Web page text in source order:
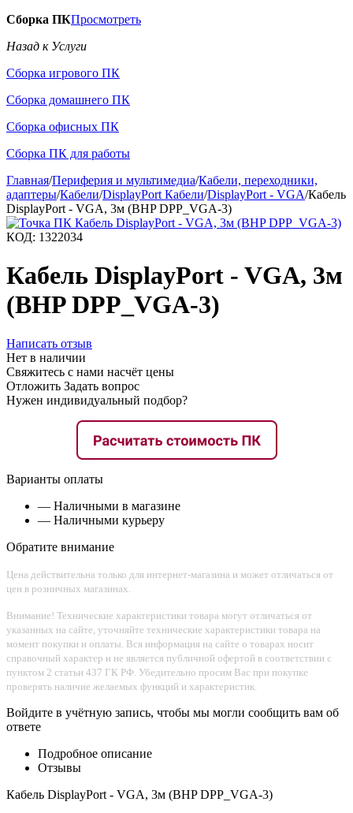
Сборка ПКПросмотреть
Назад к Услуги
Сборка игрового ПК
Сборка домашнего ПК
Сборка офисных ПК
Сборка ПК для работы
Главная/Периферия и мультимедиа/Кабели, переходники,
адаптеры/Кабели/DisplayPort Кабели/DisplayPort - VGA/Кабель
DisplayPort - VGA, 3м (BHP DPP_VGA-3)
КОД: 1322034
Кабель DisplayPort - VGA, 3м
(BHP DPP_VGA-3)
Написать отзыв
Нет в наличии
Свяжитесь с нами насчёт цены
Отложить Задать вопрос
Нужен индивидуальный подбор?
Варианты оплаты
— Наличными в магазине
— Наличными курьеру
Обратите внимание
Цена действительна только для интернет-магазина и может отличаться от
цен в розничных магазинах.
Внимание! Технические характеристики товара могут отличаться от
указанных на сайте, уточняйте технические характеристики товара на
момент покупки и оплаты. Вся информация на сайте о товарах носит
справочный характер и не является публичной офертой в соответствии с
пунктом 2 статьи 437 ГК РФ. Убедительно просим Вас при покупке
проверять наличие желаемых функций и характеристик.
Войдите в учётную запись, чтобы мы могли сообщить вам об
ответе
Подробное описание
Отзывы
Кабель DisplayPort - VGA, 3м (BHP DPP_VGA-3)